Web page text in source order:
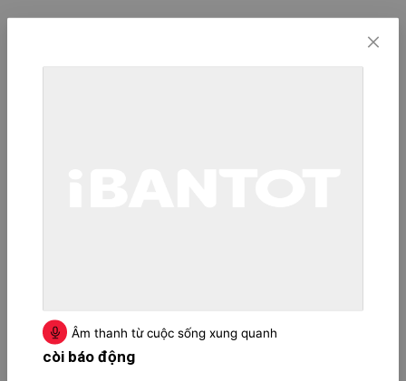
Âm thanh từ cuộc sống xung quanh
còi báo động